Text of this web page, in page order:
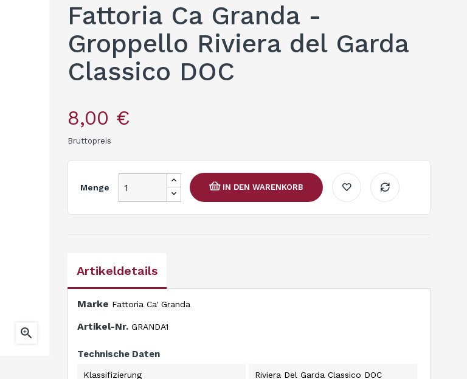

Fattoria Ca Granda -
Groppello Riviera del Garda
Classico DOC
8,00 €
Bruttopreis
Menge IN DEN WARENKORB
Artikeldetails
Marke Fattoria Ca' Granda
Artikel-Nr. GRANDA1
Technische Daten
Klassifizierung Riviera Del Garda Classico DOC